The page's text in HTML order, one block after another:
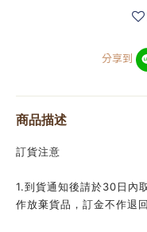
分享到
商品描述
訂貨注意
1.到貨通知後請於30日內
作放棄貨品，訂金不作退